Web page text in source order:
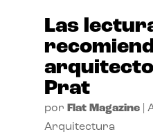
Las
Prat
por Flat Magazine|
Arquitectura